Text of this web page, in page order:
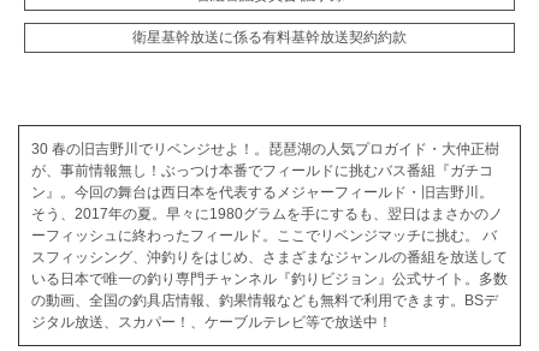
衛星基幹放送に係る有料基幹放送契約約款
30 春の旧吉野川でリベンジせよ！。琵琶湖の人気プロガイド・大仲正樹
が、事前情報無し！ぶっつけ本番でフィールドに挑むバス番組『ガチコ
ン』。今回の舞台は西日本を代表するメジャーフィールド・旧吉野川。
そう、2017年の夏。早々に1980グラムを手にするも、翌日はまさかのノ
ーフィッシュに終わったフィールド。ここでリベンジマッチに挑む。 バ
スフィッシング、沖釣りをはじめ、さまざまなジャンルの番組を放送して
いる日本で唯一の釣り専門チャンネル『釣りビジョン』公式サイト。多数
の動画、全国の釣具店情報、釣果情報なども無料で利用できます。BSデ
ジタル放送、スカパー！、ケーブルテレビ等で放送中！